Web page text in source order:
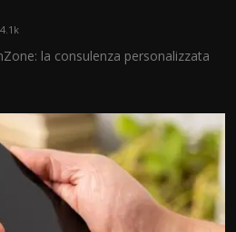
la consulenza personalizzata